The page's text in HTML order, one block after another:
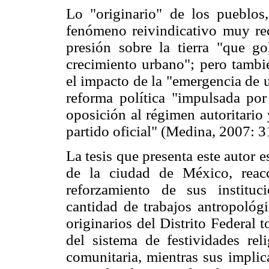
Lo "originario" de los
fenómeno reivindicativo muy
presión sobre la tierra "que
crecimiento urbano"; pero
el impacto de la "emergencia
reforma política "impulsada
oposición al régimen
partido oficial" (Medina, 2007:
La tesis que presenta este autor
de la ciudad de México,
reforzamiento de sus
cantidad de trabajos
originarios del Distrito Federal
del sistema de festividades
comunitaria, mientras sus